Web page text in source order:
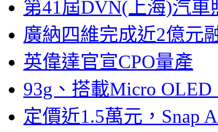
第41屆DVN(上海)汽
廣納四維完成近2億元
英偉達官宣CPO量產
93g、搭載Micro
定價近1.5萬元，Snap